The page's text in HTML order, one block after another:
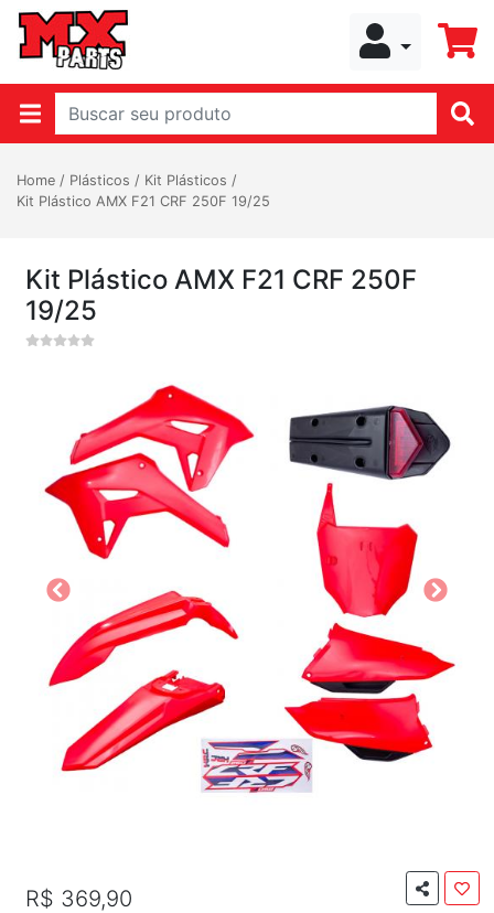
Home / Plásticos / Kit Plásticos /
Kit Plástico AMX F21 CRF 250F 19/25
Kit Plástico AMX F21 CRF 250F
19/25
R$ 369,90